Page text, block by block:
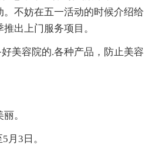
不妨在五一活动的时候介绍给
出上门服务项目。
容院的.各种产品，防止美容
。
3日。